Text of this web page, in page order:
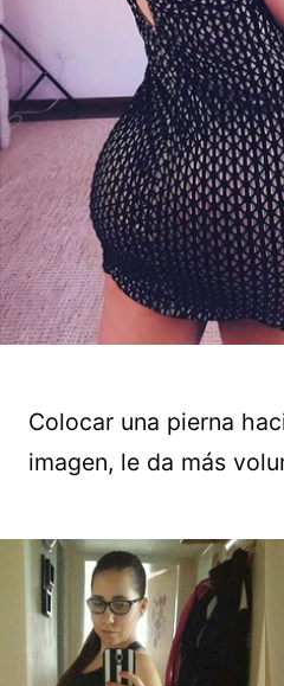
Colocar una pierna
imagen, le da más